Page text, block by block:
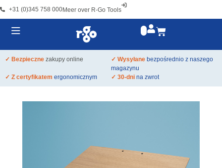
+31 (0)345 758 000Meer over R-Go Tools
✓ Bezpieczne zakupy online ✓ Wysyłane bezpośrednio z naszego
magazynu
✓ Z certyfikatem ergonomicznym ✓ 30-dni na zwrot